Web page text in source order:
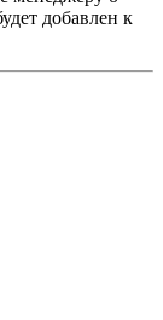
добавлен к